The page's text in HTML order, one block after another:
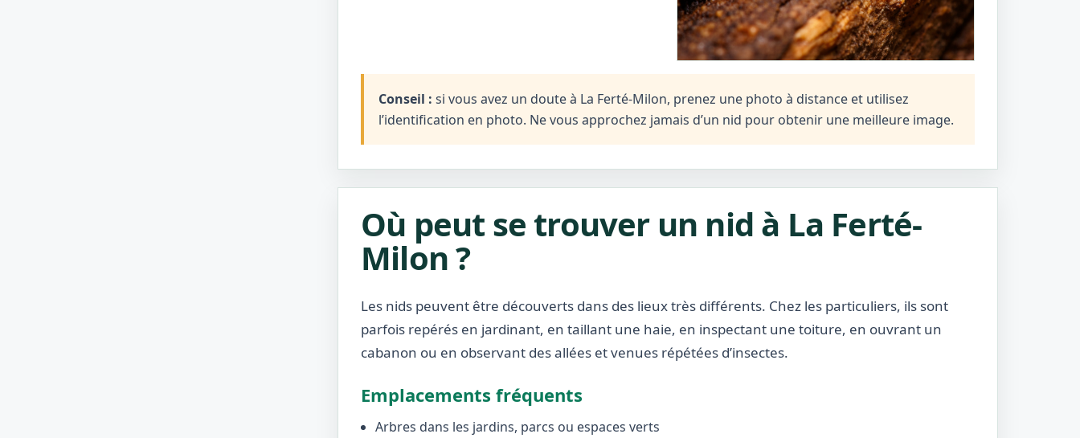
Conseil : si vous avez un doute à La Ferté-Milon, prenez une photo à distance et utilisez
l’identification en photo. Ne vous approchez jamais d’un nid pour obtenir une meilleure image.
Où peut se trouver un nid à La Ferté-
Milon ?
Les nids peuvent être découverts dans des lieux très différents. Chez les particuliers, ils sont
parfois repérés en jardinant, en taillant une haie, en inspectant une toiture, en ouvrant un
cabanon ou en observant des allées et venues répétées d’insectes.
Emplacements fréquents
Arbres dans les jardins, parcs ou espaces verts